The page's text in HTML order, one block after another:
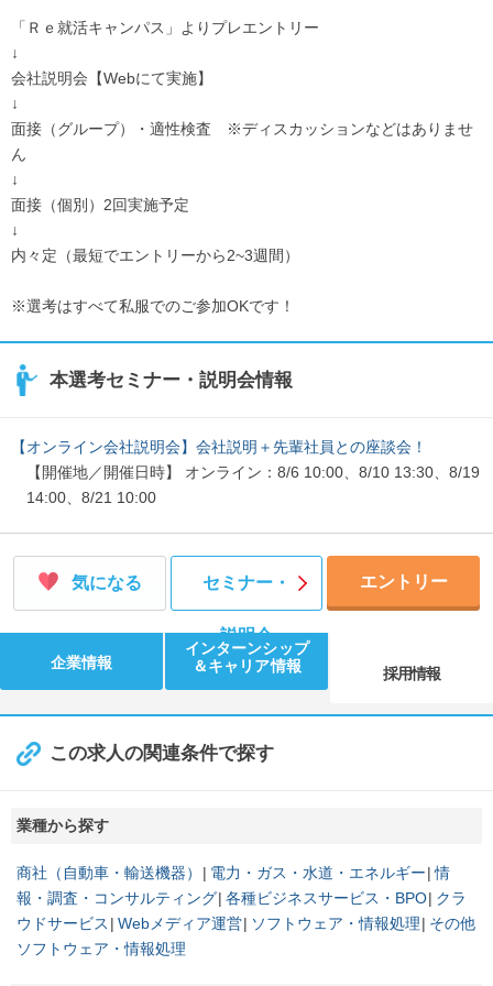
「Ｒｅ就活キャンパス」よりプレエントリー
↓
会社説明会【Webにて実施】
↓
面接（グループ）・適性検査 ※ディスカッションなどはありませ
ん
↓
面接（個別）2回実施予定
↓
内々定（最短でエントリーから2~3週間）
※選考はすべて私服でのご参加OKです！
本選考セミナー・説明会情報
【オンライン会社説明会】会社説明＋先輩社員との座談会！
【開催地／開催日時】 オンライン：8/6 10:00、8/10 13:30、8/19
14:00、8/21 10:00
気になる セミナー・
説明会
エントリー
企業情報
インターンシップ
＆キャリア情報
採用情報
この求人の関連条件で探す
業種から探す
商社（自動車・輸送機器） 電力・ガス・水道・エネルギー 情
報・調査・コンサルティング 各種ビジネスサービス・BPO クラ
ウドサービス
Webメディア運営 ソフトウェア・情報処理
その他
ソフトウェア・情報処理